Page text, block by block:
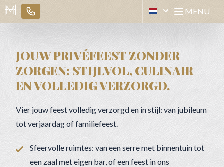
[NL] HOTEL Open
MENU
JOUW PRIVÉFEEST ZONDER
ZORGEN: STIJLVOL, CULINAIR
EN VOLLEDIG VERZORGD.
Vier jouw feest volledig verzorgd en in stijl: van jubileum
tot verjaardag of familiefeest.
Sfeervolle ruimtes: van een serre met binnentuin tot
een zaal met eigen bar, of een feest in ons